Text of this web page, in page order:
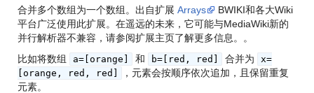
合并多个数组为一个数组。出自扩展 Arrays
BWIKI和各大Wiki
平台广泛使用此扩展。在遥远的未来，它可能与MediaWiki新的
并行解析器不兼容，请参阅扩展主页了解更多信息。
。
比如将数组
a=[orange] 和 b=[red, red] 合并为
x=
[orange, red, red]
，元素会按顺序依次追加，且保留重复
元素。